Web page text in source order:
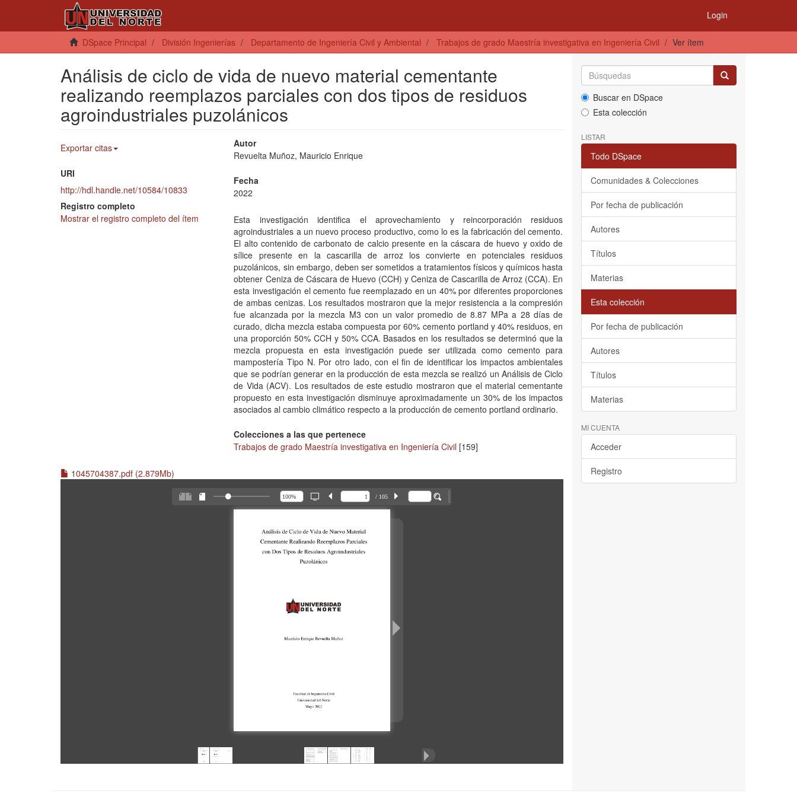
Login
DSpace Principal División Ingenierías Departamento de Ingeniería Civil y Ambiental Trabajos de grado Maestría investigativa en Ingeniería Civil Ver ítem
Análisis de ciclo de vida de nuevo material cementante
realizando reemplazos parciales con dos tipos de residuos
agroindustriales puzolánicos
Exportar citas
URI
http://hdl.handle.net/10584/10833
Registro completo
Mostrar el registro completo del ítem
Autor
Revuelta Muñoz, Mauricio Enrique
Fecha
2022
Esta investigación identifica el aprovechamiento y reincorporación residuos
agroindustriales a un nuevo proceso productivo, como lo es la fabricación del cemento.
El alto contenido de carbonato de calcio presente en la cáscara de huevo y oxido de
sílice presente en la cascarilla de arroz los convierte en potenciales residuos
puzolánicos, sin embargo, deben ser sometidos a tratamientos físicos y químicos hasta
obtener Ceniza de Cáscara de Huevo (CCH) y Ceniza de Cascarilla de Arroz (CCA). En
esta investigación el cemento fue reemplazado en un 40% por diferentes proporciones
de ambas cenizas. Los resultados mostraron que la mejor resistencia a la compresión
fue alcanzada por la mezcla M3 con un valor promedio de 8.87 MPa a 28 días de
curado, dicha mezcla estaba compuesta por 60% cemento portland y 40% residuos, en
una proporción 50% CCH y 50% CCA. Basados en los resultados se determinó que la
mezcla propuesta en esta investigación puede ser utilizada como cemento para
mampostería Tipo N. Por otro lado, con el fin de identificar los impactos ambientales
que se podrían generar en la producción de esta mezcla se realizó un Análisis de Ciclo
de Vida (ACV). Los resultados de este estudio mostraron que el material cementante
propuesto en esta investigación disminuye aproximadamente un 30% de los impactos
asociados al cambio climático respecto a la producción de cemento portland ordinario.
Colecciones a las que pertenece
Trabajos de grado Maestría investigativa en Ingeniería Civil [159]
1045704387.pdf (2.879Mb)
/ 105
Buscar en DSpace
Esta colección
LISTAR
Todo DSpace
Comunidades & Colecciones
Por fecha de publicación
Autores
Títulos
Materias
Esta colección
Por fecha de publicación
Autores
Títulos
Materias
MI CUENTA
Acceder
Registro